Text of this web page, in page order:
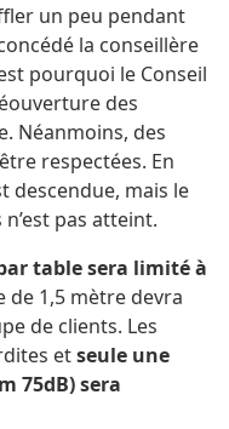
un peu pendant
la conseillère
pourquoi le Conseil
des
Néanmoins, des
respectées. En
descendue, mais le
pas atteint.
table sera limité à
de 1,5 mètre devra
de clients. Les
etseule une
75dB) sera